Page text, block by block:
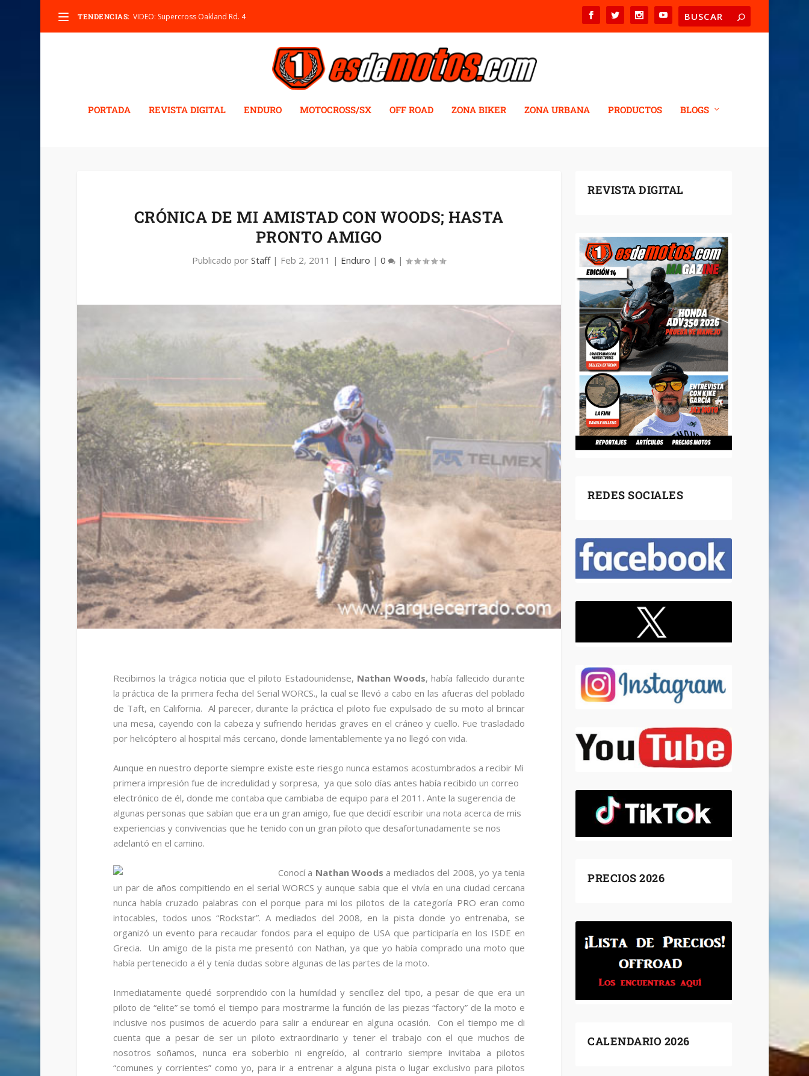
TENDENCIAS: VIDEO: Supercross Oakland Rd. 4
PORTADA REVISTA DIGITAL ENDURO MOTOCROSS/SX OFF ROAD ZONA BIKER ZONA URBANA PRODUCTOS BLOGS
CRÓNICA DE MI AMISTAD CON WOODS; HASTA
PRONTO AMIGO
Publicado porStaff| Feb 2, 2011 | Enduro |0 |
Recibimos la trágica noticia que el piloto Estadounidense, Nathan Woods, había fallecido durante
la práctica de la primera fecha del Serial WORCS., la cual se llevó a cabo en las afueras del poblado
de Taft, en California. Al parecer, durante la práctica el piloto fue expulsado de su moto al brincar
una mesa, cayendo con la cabeza y sufriendo heridas graves en el cráneo y cuello. Fue trasladado
por helicóptero al hospital más cercano, donde lamentablemente ya no llegó con vida.
Aunque en nuestro deporte siempre existe este riesgo nunca estamos acostumbrados a recibir Mi
primera impresión fue de incredulidad y sorpresa, ya que solo días antes había recibido un correo
electrónico de él, donde me contaba que cambiaba de equipo para el 2011. Ante la sugerencia de
algunas personas que sabían que era un gran amigo, fue que decidí escribir una nota acerca de mis
experiencias y convivencias que he tenido con un gran piloto que desafortunadamente se nos
adelantó en el camino.
Conocí a Nathan Woods a mediados del 2008, yo ya tenia
un par de años compitiendo en el serial WORCS y aunque sabia que el vivía en una ciudad cercana
nunca había cruzado palabras con el porque para mi los pilotos de la categoría PRO eran como
intocables, todos unos “Rockstar”. A mediados del 2008, en la pista donde yo entrenaba, se
organizó un evento para recaudar fondos para el equipo de USA que participaría en los ISDE en
Grecia. Un amigo de la pista me presentó con Nathan, ya que yo había comprado una moto que
había pertenecido a él y tenía dudas sobre algunas de las partes de la moto.
Inmediatamente quedé sorprendido con la humildad y sencillez del tipo, a pesar de que era un
piloto de “elite” se tomó el tiempo para mostrarme la función de las piezas “factory” de la moto e
inclusive nos pusimos de acuerdo para salir a endurear en alguna ocasión. Con el tiempo me di
cuenta que a pesar de ser un piloto extraordinario y tener el trabajo con el que muchos de
nosotros soñamos, nunca era soberbio ni engreído, al contrario siempre invitaba a pilotos
“comunes y corrientes” como yo, para ir a entrenar a alguna pista o lugar exclusivo para pilotos
REVISTA DIGITAL
REDES SOCIALES
PRECIOS 2026
CALENDARIO 2026